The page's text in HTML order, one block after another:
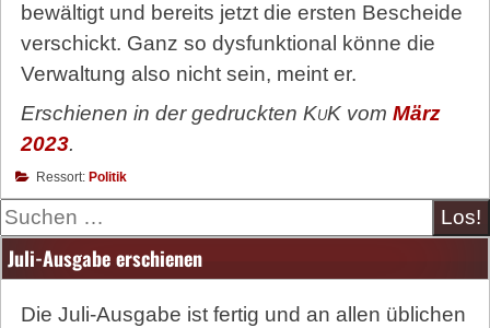
bewältigt und bereits jetzt die ersten Bescheide
verschickt. Ganz so dysfunktional könne die
Verwaltung also nicht sein, meint er.
Erschienen in der gedruckten KuKvom März
2023.
Ressort: Politik
Suche
Juli-Ausgabe erschienen
Die Juli-Ausgabe ist fertig und an allen üblichen